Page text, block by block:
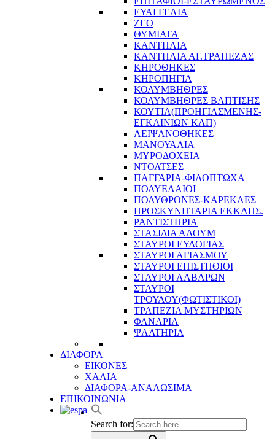
ΕΥΑΓΓΕΛΙΑ
ΖΕΟ
ΘΥΜΙΑΤΑ
ΚΑΝΤΗΛΙΑ
ΚΑΝΤΗΛΙΑ ΑΓ.ΤΡΑΠΕΖΑΣ
ΚΗΡΟΘΗΚΕΣ
ΚΗΡΟΠΗΓΙΑ
ΚΟΛΥΜΒΗΘΡΕΣ
ΚΟΛΥΜΒΗΘΡΕΣ ΒΑΠΤΙΣΗΣ
ΚΟΥΤΙΑ(ΠΡΟΗΓΙΑΣΜΕΝΗΣ-
ΕΓΚΑΙΝΙΩΝ ΚΛΠ)
ΛΕΙΨΑΝΟΘΗΚΕΣ
ΜΑΝΟΥΑΛΙΑ
ΜΥΡΟΔΟΧΕΙΑ
ΝΤΟΛΤΣΕΣ
ΠΑΓΓΑΡΙΑ-ΦΙΛΟΠΤΩΧΑ
ΠΟΛΥΕΛΑΙΟΙ
ΠΟΛΥΘΡΟΝΕΣ-ΚΑΡΕΚΛΕΣ
ΠΡΟΣΚΥΝΗΤΑΡΙΑ ΕΚΚΛΗΣ.
ΡΑΝΤΙΣΤΗΡΙΑ
ΣΤΑΣΙΔΙΑ ΑΛΟΥΜ
ΣΤΑΥΡΟΙ ΕΥΛΟΓΙΑΣ
ΣΤΑΥΡΟΙ ΑΓΙΑΣΜΟΥ
ΣΤΑΥΡΟΙ ΕΠΙΣΤΗΘΙΟΙ
ΣΤΑΥΡΟΙ ΛΑΒΑΡΩΝ
ΣΤΑΥΡΟΙ
ΤΡΟΥΛΟΥ(ΦΩΤΙΣΤΙΚΟΙ)
ΤΡΑΠΕΖΙΑ ΜΥΣΤΗΡΙΩΝ
ΦΑΝΑΡΙΑ
ΨΑΛΤΗΡΙΑ
ΔΙΑΦΟΡΑ
ΕΙΚΟΝΕΣ
ΧΑΛΙΑ
ΔΙΑΦΟΡΑ-ΑΝΑΛΩΣΙΜΑ
ΕΠΙΚΟΙΝΩΝΙΑ
Search for: